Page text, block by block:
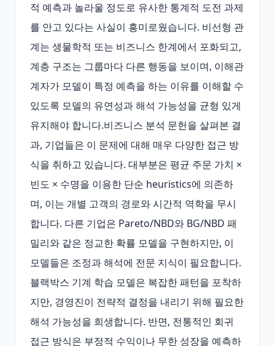
적 예측과 놀라울 정도로 유사한 통계적 도전 과제
를 안고 있다는 사실이 흥미로웠습니다. 비선형 관
계는 생물학적 또는 비즈니스 한계에서 포화되고,
계층 구조는 그룹마다 다른 행동을 보이며, 이해관
계자가 모델이 특정 예측을 하는 이유를 이해할 수
있도록 모델의 유연성과 해석 가능성을 균형 있게
유지해야 합니다.비즈니스 분석 문헌을 살펴본 결
과, 기업들은 이 문제에 대해 매우 다양한 접근 방
식을 취하고 있습니다. 대부분은 평균 주문 가치 ×
빈도 × 수명을 이용한 단순 heuristics에 의존하
며, 이는 개별 고객의 경로와 시간적 역학을 무시
합니다. 다른 기업은 Pareto/NBD와 BG/NBD 패
밀리와 같은 정교한 확률 모델을 구현하지만, 이
모델들은 조정과 해석에 전문 지식이 필요합니다.
블랙박스 기계 학습 모델은 복잡한 패턴을 포착하
지만, 경영진이 전략적 결정을 내리기 위해 필요한
해석 가능성을 희생합니다. 반면, 전통적인 회귀
접근 방식은 부정적 수익이나 무한 성장을 예측하